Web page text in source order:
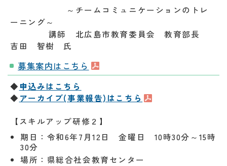
～チームコミュニケーションのトレ
ーニング～
講師 北広島市教育委員会 教育部長
吉田 智樹 氏
募集案内はこちら
◆ 申込みはこちら
◆ アーカイブ(事業報告)はこちら
【スキルアップ研修２】
期日：令和6年7月12日 金曜日 10時30分～ 15時
30分
場所：県総合社会教育センター